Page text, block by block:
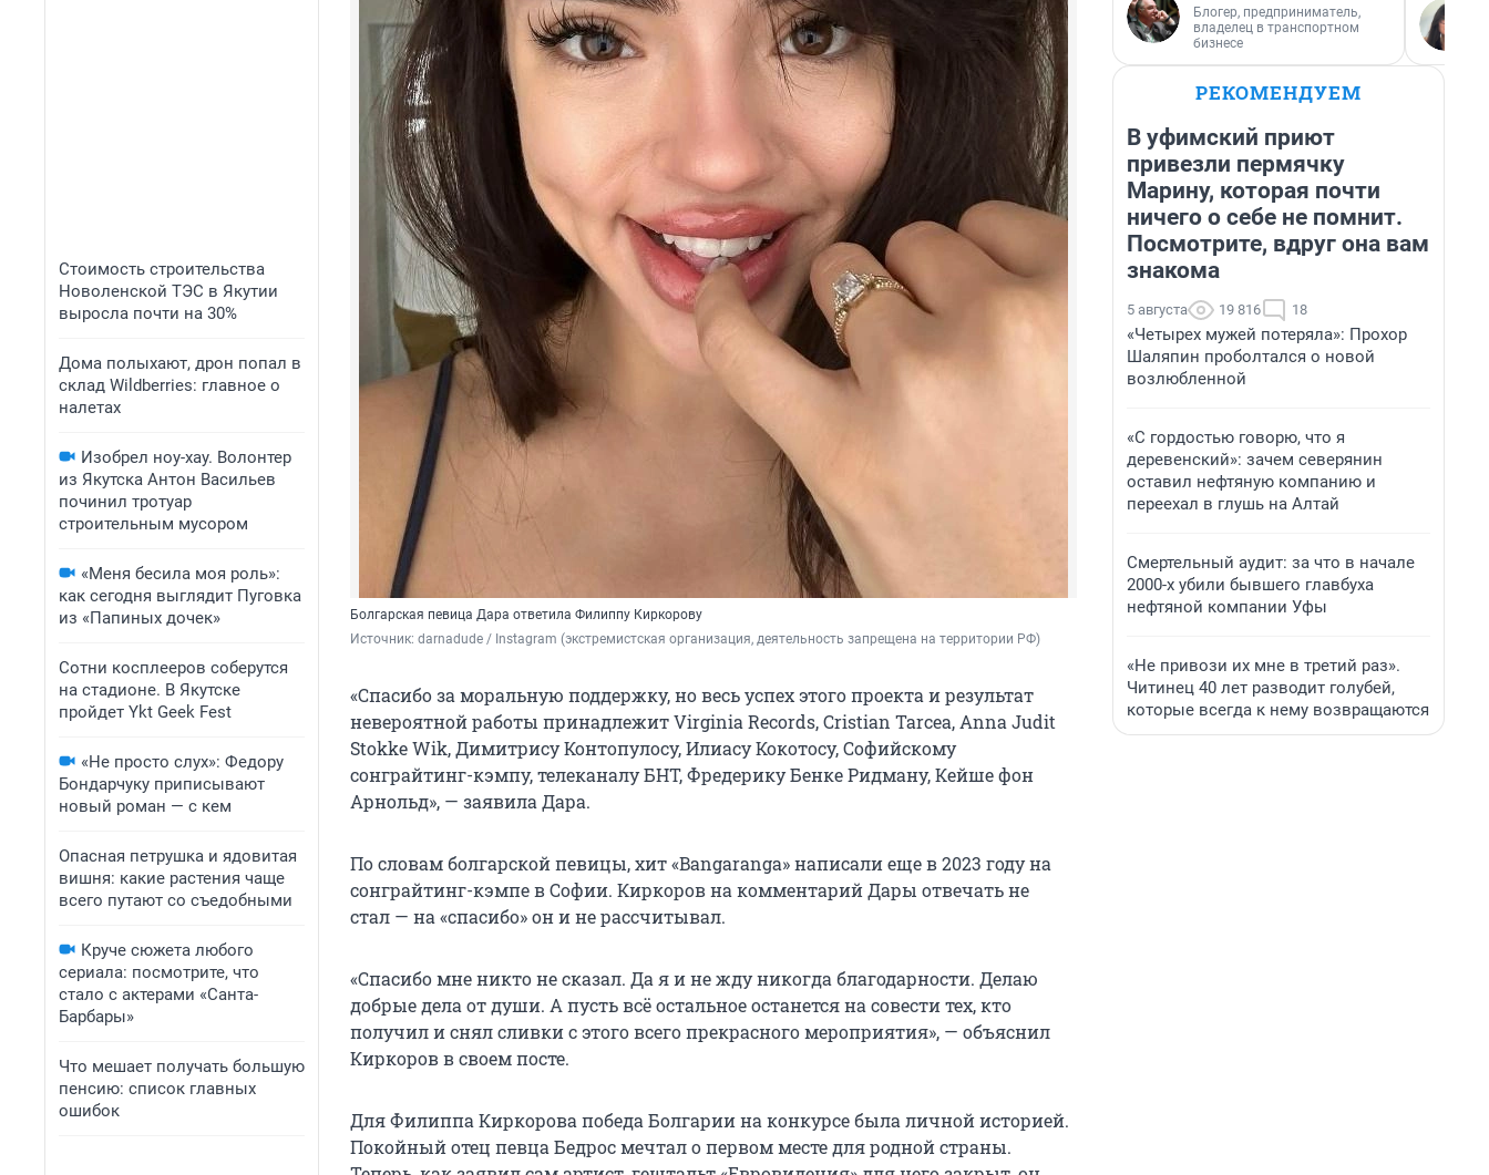
Стоимость строительства
Новоленской ТЭС в Якутии
выросла почти на 30%
Дома полыхают, дрон попал в
склад Wildberries: главное о
налетах
Изобрел ноу-хау. Волонтер
из Якутска Антон Васильев
починил тротуар
строительным мусором
«Меня бесила моя роль»:
как сегодня выглядит Пуговка
из «Папиных дочек»
Сотни косплееров соберутся
на стадионе. В Якутске
пройдет Ykt Geek Fest
«Не просто слух»: Федору
Бондарчуку приписывают
новый роман — с кем
Опасная петрушка и ядовитая
вишня: какие растения чаще
всего путают со съедобными
Круче сюжета любого
сериала: посмотрите, что
стало с актерами «Санта-
Барбары»
Что мешает получать большую
пенсию: список главных
ошибок
Болгарская певица Дара ответила Филиппу Киркорову
Источник: darnadude / Instagram (экстремистская организация, деятельность запрещена на территории РФ)
«Спасибо за моральную поддержку, но весь успех этого проекта и результат
невероятной работы принадлежит Virginia Records, Cristian Tarcea, Anna Judit
Stokke Wik, Димитрису Контопулосу, Илиасу Кокотосу, Софийскому
сонграйтинг-кэмпу, телеканалу БНТ, Фредерику Бенке Ридману, Кейше фон
Арнольд», — заявила Дара.
По словам болгарской певицы, хит «Bangaranga» написали еще в 2023 году на
сонграйтинг-кэмпе в Софии. Киркоров на комментарий Дары отвечать не
стал — на «спасибо» он и не рассчитывал.
«Спасибо мне никто не сказал. Да я и не жду никогда благодарности. Делаю
добрые дела от души. А пусть всё остальное останется на совести тех, кто
получил и снял сливки с этого всего прекрасного мероприятия», — объяснил
Киркоров в своем посте.
Для Филиппа Киркорова победа Болгарии на конкурсе была личной историей.
Покойный отец певца Бедрос мечтал о первом месте для родной страны.
Блогер, предприниматель,
владелец в транспортном
бизнесе
РЕКОМЕНДУЕМ
В уфимский приют
привезли пермячку
Марину, которая почти
ничего о себе не помнит.
Посмотрите, вдруг она вам
знакома
5 августа 19 816 18
«Четырех мужей потеряла»: Прохор
Шаляпин проболтался о новой
возлюбленной
«С гордостью говорю, что я
деревенский»: зачем северянин
оставил нефтяную компанию и
переехал в глушь на Алтай
Смертельный аудит: за что в начале
2000-х убили бывшего главбуха
нефтяной компании Уфы
«Не привози их мне в третий раз».
Читинец 40 лет разводит голубей,
которые всегда к нему возвращаются